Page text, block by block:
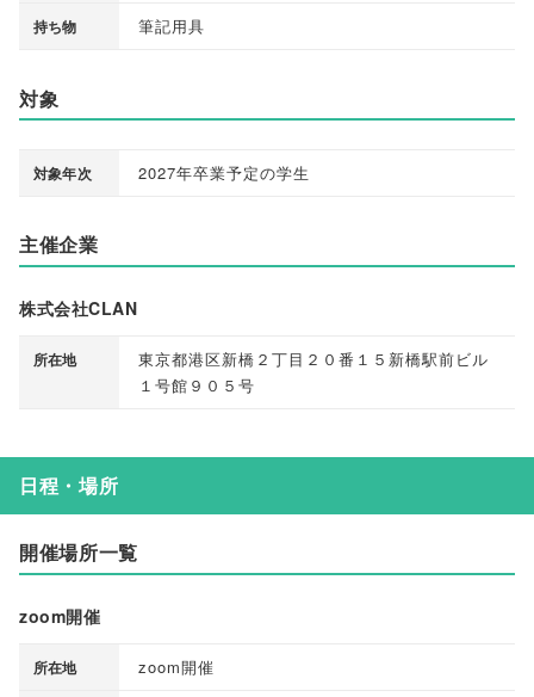
持ち物 筆記用具
対象
対象年次 2027年卒業予定の学生
主催企業
株式会社CLAN
所在地
東京都港区新橋２丁目２０番１５新橋駅前ビル
１号館９０５号
日程・場所
開催場所一覧
zoom開催
所在地 zoom開催